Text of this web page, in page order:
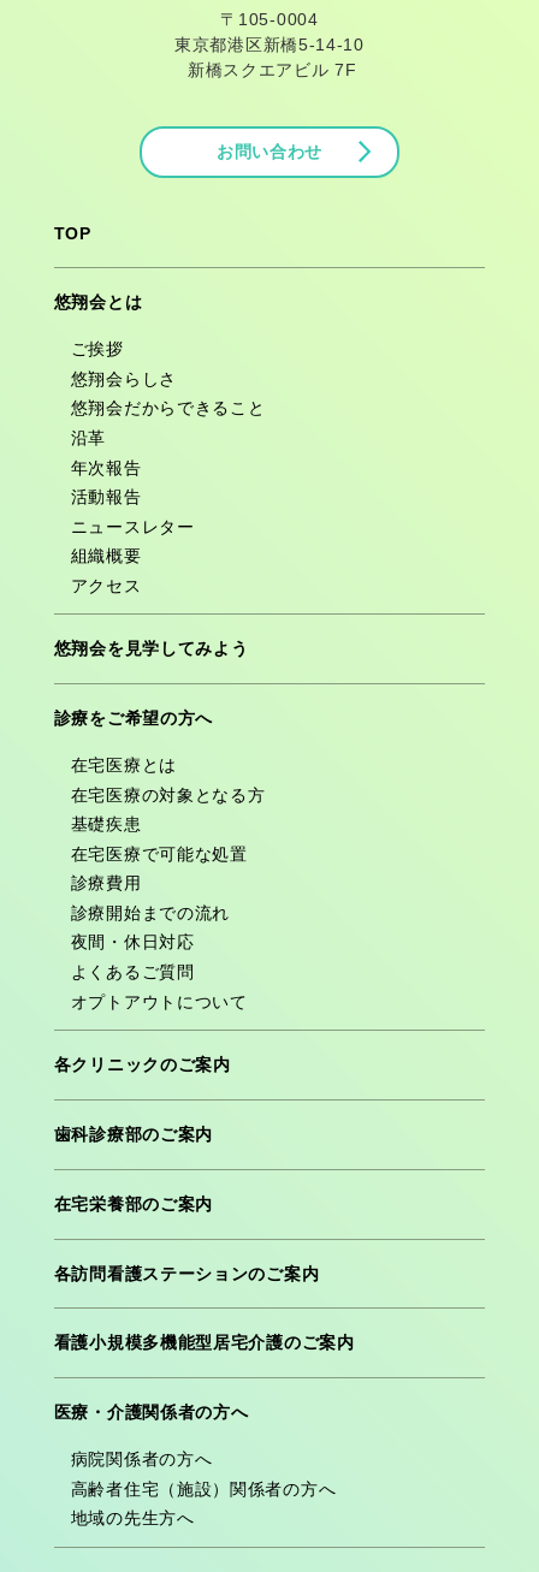
〒105-0004
東京都港区新橋5-14-10
新橋スクエアビル 7F
お問い合わせ
TOP
悠翔会とは
ご挨拶
悠翔会らしさ
悠翔会だからできること
沿革
年次報告
活動報告
ニュースレター
組織概要
アクセス
悠翔会を見学してみよう
診療をご希望の方へ
在宅医療とは
在宅医療の対象となる方
基礎疾患
在宅医療で可能な処置
診療費用
診療開始までの流れ
夜間・休日対応
よくあるご質問
オプトアウトについて
各クリニックのご案内
歯科診療部のご案内
在宅栄養部のご案内
各訪問看護ステーションのご案内
看護小規模多機能型居宅介護のご案内
医療・介護関係者の方へ
病院関係者の方へ
高齢者住宅（施設）関係者の方へ
地域の先生方へ